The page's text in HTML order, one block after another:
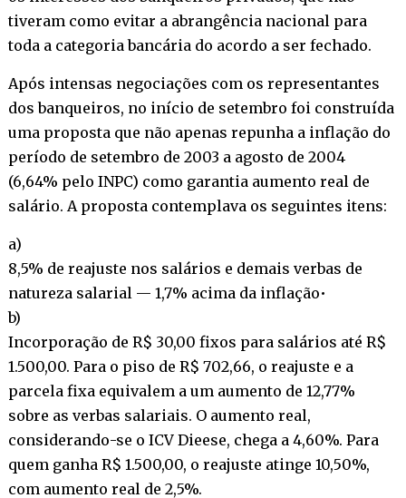
tiveram como evitar a abrangência nacional para
toda a categoria bancária do acordo a ser fechado.
Após intensas negociações com os representantes
dos banqueiros, no início de setembro foi construída
uma proposta que não apenas repunha a inflação do
período de setembro de 2003 a agosto de 2004
(6,64% pelo INPC) como garantia aumento real de
salário. A proposta contemplava os seguintes itens:
a)
8,5% de reajuste nos salários e demais verbas de
natureza salarial — 1,7% acima da inflação•
b)
Incorporação de R$ 30,00 fixos para salários até R$
1.500,00. Para o piso de R$ 702,66, o reajuste e a
parcela fixa equivalem a um aumento de 12,77%
sobre as verbas salariais. O aumento real,
considerando-se o ICV Dieese, chega a 4,60%. Para
quem ganha R$ 1.500,00, o reajuste atinge 10,50%,
com aumento real de 2,5%.